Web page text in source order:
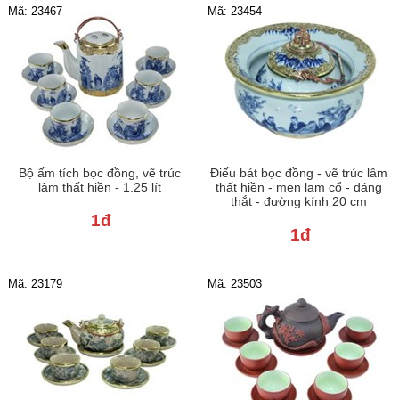
Bộ ấm tích bọc đồng, vẽ trúc
lâm thất hiền - 1.25 lít
Mã: 23467
1đ
Điếu bát bọc đồng - vẽ trúc lâm
thất hiền - men lam cổ - dáng
thắt - đường kính 20 cm
Mã: 23454
1đ
Mã: 23179 Mã: 23503